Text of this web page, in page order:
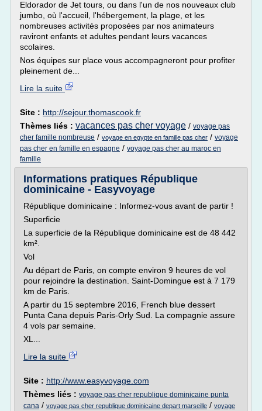
Eldorador de Jet tours, ou dans l'un de nos nouveaux club
jumbo, où l'accueil, l'hébergement, la plage, et les
nombreuses activités proposées par nos animateurs
raviront enfants et adultes pendant leurs vacances
scolaires.
Nos équipes sur place vous accompagneront pour profiter
pleinement de...
Lire la suite
Site : http://sejour.thomascook.fr
Thèmes liés : vacances pas cher voyage / voyage pas
cher famille nombreuse / voyage en egypte en famille pas cher / voyage
pas cher en famille en espagne / voyage pas cher au maroc en
famille
Informations pratiques République
dominicaine - Easyvoyage
République dominicaine : Informez-vous avant de partir !
Superficie
La superficie de la République dominicaine est de 48 442
km².
Vol
Au départ de Paris, on compte environ 9 heures de vol
pour rejoindre la destination. Saint-Domingue est à 7 179
km de Paris.
A partir du 15 septembre 2016, French blue dessert
Punta Cana depuis Paris-Orly Sud. La compagnie assure
4 vols par semaine.
XL...
Lire la suite
Site : http://www.easyvoyage.com
Thèmes liés : voyage pas cher republique dominicaine punta
cana / voyage pas cher republique dominicaine depart marseille / voyage